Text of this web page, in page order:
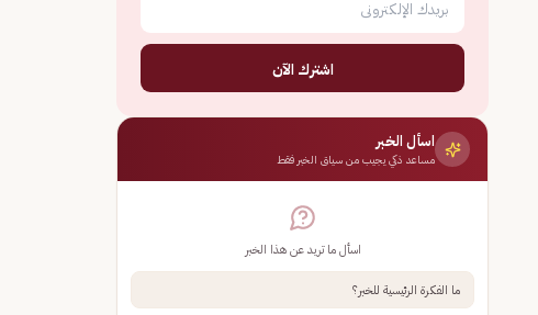
اشترك الآن
اسأل الخبر
مساعد ذكي يجيب من سياق الخبر فقط
اسأل ما تريد عن هذا الخبر
ما الفكرة الرئيسية للخبر؟